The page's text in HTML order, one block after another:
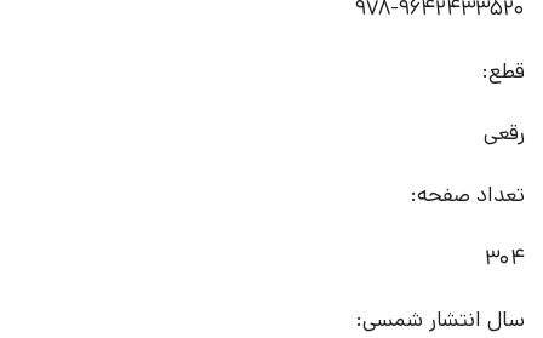
978-9642433520
قطع:
رقعی
تعداد صفحه:
304
سال انتشار شمسی: